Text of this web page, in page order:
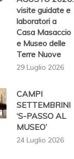
visite guidate e
laboratori a
Casa Masaccio
e Museo delle
Terre Nuove
29 Luglio 2026
CAMPI
SETTEMBRINI
‘S-PASSO AL
MUSEO’
24 Luglio 2026